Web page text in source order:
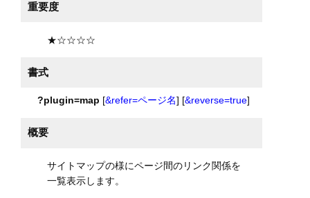
重要度
★☆☆☆☆
書式
?plugin=map [&refer=ページ名] [&reverse=true]
概要
サイトマップの様にページ間のリンク関係を
一覧表示します。